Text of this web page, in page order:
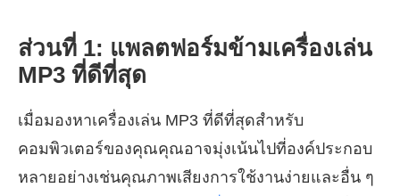
ส่วนที่ 1: แพลตฟอร์มข้ามเครื่องเล่น
MP3 ที่ดีที่สุด
เมื่อมองหาเครื่องเล่น MP3 ที่ดีที่สุดสำหรับ
คอมพิวเตอร์ของคุณคุณอาจมุ่งเน้นไปที่องค์ประกอบ
หลายอย่างเช่นคุณภาพเสียงการใช้งานง่ายและอื่น ๆ